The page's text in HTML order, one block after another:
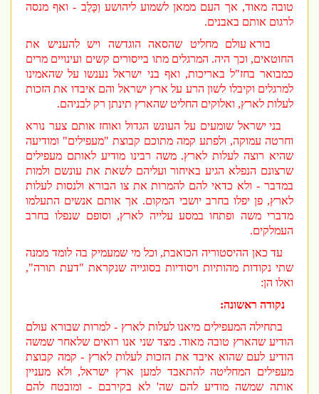
טובה מאוד, אך העם ממאן לשמוע ליהושע וְכָּלֵב - ואף מנסה
לרגום אותם באבנים.
בורא עולם מחליט שהסאה הוגדשה ויש להעניש את
החוטאים, וכך היה. המרגלים מתו בייסורים קשים ועינויים מרים
כמבואר בחז"ל באריכות, ואף בני ישראל נענשו על שהאמינו
למרגלים וקיבלו לשון הרע על ארץ ישראל והם איבדו את הזכות
לעלות לארץ, ואלוקים החליט שהארץ תינתן רק לבניהם.
בני ישראל שומעים על העונש הגדול ואוחז אותם צער נורא
וחרטה עמוקה, ולפתע קמה מתוכם קבוצת "מעפילים" ומודיעה
שהיא רוצה לעלות לארץ. משה רבינו מודיע לאותם מעפילים
שרצונם הנפלא הגיע באיחור ועליהם לשאת את עונשם ולמות
במדבר - ולא כדאי להם להמרות את צו הבורא ולנסות לעלות
לארץ, פן יפלו בחרב יושבי המקום. אך אותם אנשים התעלמו
מדברי משה ופתחו במסע עלייה לארץ, וסופם שנפלו בחרב
העמלקים.
עד כאן ההיסטוריה הכואבת, וכל מי שמעמיק בה לומד ממנה
שתי נקודות מהותיות ויסודיות בסוגייה שנקראת "דעת תורה",
ואלו הן:
נקודה ראשונה:
בתחילה המעפילים מיאנו לעלות לארץ - למרות שבורא עולם
הודיע שהארץ טובה מאוד. מצד שני אנו רואים שלאחר שמשה
הודיע לעם שהוא איבד את הזכות לעלות לארץ - קמה קבוצת
מעפילים המחליטה להתאבד למען ארץ ישראל, ולא מעניין
אותה שמשה מודיע להם שה' לא בקירבם - ומובטח להם